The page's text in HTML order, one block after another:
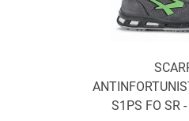
S1PS FO SR -